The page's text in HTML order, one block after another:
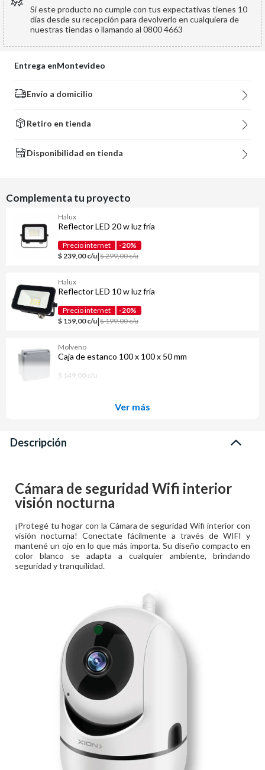
Si este producto no cumple con tus expectativas tienes 10
días desde su recepción para devolverlo en cualquiera de
nuestras tiendas o llamando al 0800 4663
Entrega enMontevideo
Envío a domicilio
Retiro en tienda
Disponibilidad en tienda
Complementa tu proyecto
Halux
Reflector LED 20 w luz fría
Precio internet
-20%
$ 239,00 c/u|$ 299,00 c/u
Halux
Reflector LED 10 w luz fría
Precio internet
-20%
$ 159,00 c/u|$ 199,00 c/u
Molveno
Caja de estanco 100 x 100 x 50 mm
$ 149,00 c/u
Ver más
Descripción
Cámara de seguridad Wifi interior
visión nocturna
¡Protegé tu hogar con la Cámara de seguridad Wifi interior con
visión nocturna! Conectate fácilmente a través de WIFI y
mantené un ojo en lo que más importa. Su diseño compacto en
color blanco se adapta a cualquier ambiente, brindando
seguridad y tranquilidad.